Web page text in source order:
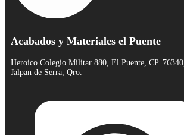
Acabados y Materiales el Puente
Heroico Colegio Militar 880, El Puente, CP. 76340,
Jalpan de Serra, Qro.